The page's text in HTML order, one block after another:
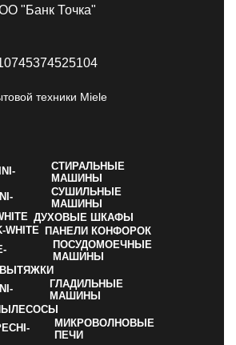
"Банк Точка"
техники Miele
СТИРАЛЬНЫЕ
МАШИНЫ
СУШИЛЬНЫЕ
МАШИНЫ
ДУХОВЫЕ ШКАФЫ
ПАНЕЛИ КОНФОРОК
ПОСУДОМОЕЧНЫЕ
МАШИНЫ
ВЫТЯЖКИ
ГЛАДИЛЬНЫЕ
МАШИНЫ
МИКРОВОЛНОВЫЕ
ПЕЧИ